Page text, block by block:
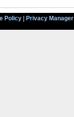
Policy Privacy Manager